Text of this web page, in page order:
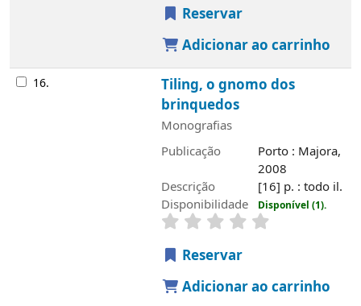
Reservar
Adicionar ao carrinho
16.
Tiling, o gnomo dos
brinquedos
Monografias
Publicação
Porto : Majora,
2008
Descrição
[16] p. : todo il.
Disponibilidade
Disponível (1).
Reservar
Adicionar ao carrinho